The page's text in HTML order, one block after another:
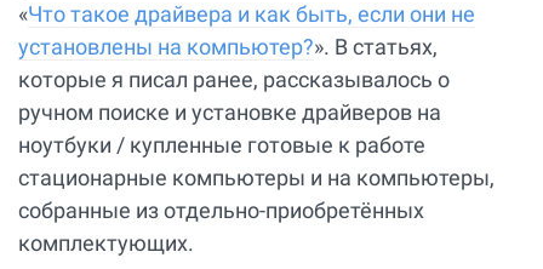
«Что такое драйвера и как быть, если они не
установлены на компьютер?». В статьях,
которые я писал ранее, рассказывалось о
ручном поиске и установке драйверов на
ноутбуки / купленные готовые к работе
стационарные компьютеры и на компьютеры,
собранные из отдельно-приобретённых
комплектующих.